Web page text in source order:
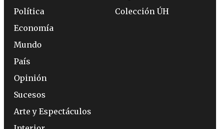
Política
Economía
Mundo
País
Opinión
Sucesos
Arte y Espectáculos
Colección ÚH